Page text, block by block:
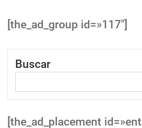
[the_ad_group id=»117″]
Buscar
[the_ad_placement